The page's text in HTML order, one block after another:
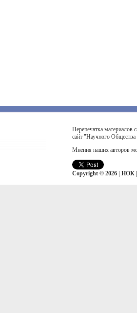
Перепечатка материалов
сайт "Научного
Мнения наших авторов
Copyright © 2026 | НОК